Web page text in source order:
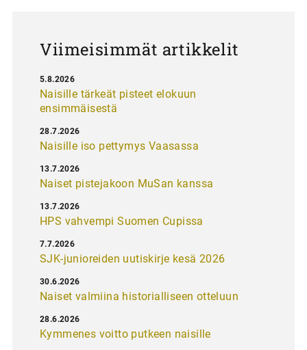
Viimeisimmät artikkelit
Naisille tärkeät pisteet elokuun
ensimmäisestä
5.8.2026
Naisille iso pettymys Vaasassa
28.7.2026
Naiset pistejakoon MuSan kanssa
13.7.2026
HPS vahvempi Suomen Cupissa
13.7.2026
SJK-junioreiden uutiskirje kesä 2026
7.7.2026
Naiset valmiina historialliseen otteluun
30.6.2026
Kymmenes voitto putkeen naisille
28.6.2026